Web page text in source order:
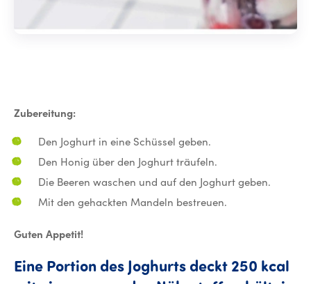
Zubereitung:
Den Joghurt in eine Schüssel geben.
Den Honig über den Joghurt träufeln.
Die Beeren waschen und auf den Joghurt geben.
Mit den gehackten Mandeln bestreuen.
Guten Appetit!
Eine Portion des Joghurts deckt 250 kcal